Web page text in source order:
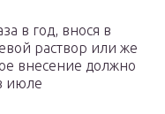
в год, внося в
раствор или же
внесение должно
июле